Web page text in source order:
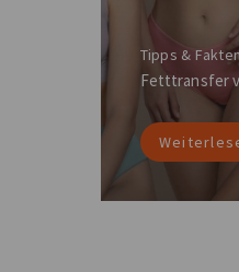
Tipps &
Fetttransfer